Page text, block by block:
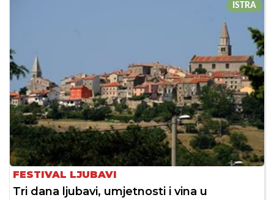
ISTRA
FESTIVAL LJUBAVI
Tri dana ljubavi, umjetnosti i vina u